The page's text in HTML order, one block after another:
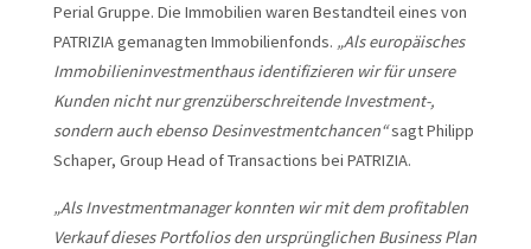
Perial Gruppe. Die Immobilien waren Bestandteil eines von
PATRIZIA gemanagten Immobilienfonds. „Als europäisches
Immobilieninvestmenthaus identifizieren wir für unsere
Kunden nicht nur grenzüberschreitende Investment-,
sondern auch ebenso Desinvestmentchancen“sagt Philipp
Schaper, Group Head of Transactions bei PATRIZIA.
„Als Investmentmanager konnten wir mit dem profitablen
Verkauf dieses Portfolios den ursprünglichen Business Plan